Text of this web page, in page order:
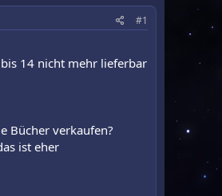
#1
14 nicht mehr lieferbar
Bücher verkaufen?
ist eher